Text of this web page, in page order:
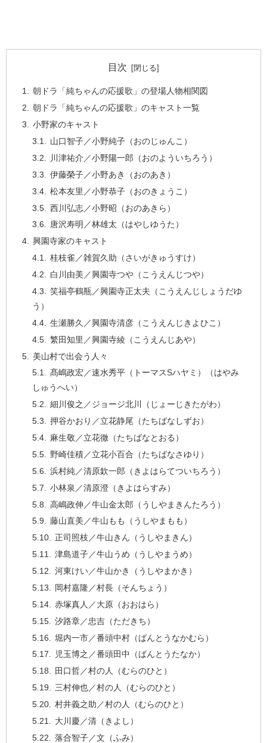
目次
朝ドラ「純ちゃんの応援歌」の登場人物相関図
朝ドラ「純ちゃんの応援歌」のキャスト一覧
小野家のキャスト
山口智子／小野純子（おのじゅんこ）
川津祐介／小野陽一郎（おのよういちろう）
伊藤榮子／小野あき（おのあき）
松本友里／小野恭子（おのきょうこ）
西川弘志／小野昭（おのあきら）
唐沢寿明／林雄太（はやしゆうた）
興園寺家のキャスト
桂枝雀／雑賀久助（さいがきゅうすけ）
白川由美／興園寺つや（こうえんじつや）
笑福亭鶴瓶／興園寺正太夫（こうえんじしょうだゆ
う）
生瀬勝久／興園寺清彦（こうえんじきよひこ）
繁田知里／興園寺綾（こうえんじあや）
美山村で出会う人々
髙嶋政宏／速水秀平（トーマスSハヤミ）（はやみ
しゅうへい）
細川俊之／ジョージ北川（じょーじきたがわ）
押谷かおり／立花静尾（たちばなしずお）
麻生敬／立花徹（たちばなとおる）
野崎佳積／立花小百合（たちばなさゆり）
浜村純／清原欽一郎（きよはらてついちろう）
小林泉／清原澄（きよはらすみ）
高嶋政伸／牛山金太郎（うしやまきんたろう）
藤山直美／牛山もも（うしやまもも）
正司照枝／牛山きん（うしやまきん）
津島道子／牛山うめ（うしやまうめ）
河東けい／牛山かき（うしやまかき）
岡村嘉隆／村長（そんちょう）
赤塚真人／大原（おおはら）
汐路章／忠吉（ただきち）
堀内一市／番頭中村（ばんとうなかむら）
児玉博之／番頭田中（ばんとうたなか）
田口哲／村の人（むらのひと）
三村伸也／村の人（むらのひと）
村井義之助／村の人（むらのひと）
大川慶／清（きよし）
落合智子／文（ふみ）